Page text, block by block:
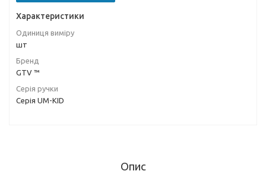
Характеристики
Одиниця виміру
шт
Бренд
GTV ™
Серія ручки
Серія UM-KID
Опис